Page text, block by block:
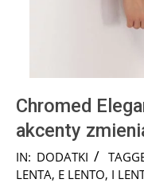
Chromed
akcenty
2025-
01-
IN: DODATKI
LENTA, E LENTO, I